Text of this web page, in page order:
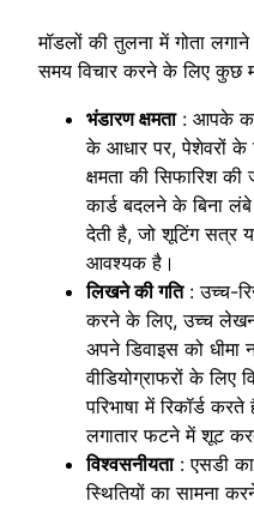
मॉडलों की तुलना में गोता
समय विचार करने के लिए कुछ
भंडारण क्षमता: आपके
के आधार पर, पेशेवरों के
क्षमता की सिफारिश
कार्ड बदलने के बिना
देती है, जो शूटिंग सत्र
आवश्यक है।
लिखने की गति: उच्च-
करने के लिए, उच्च लेखन
अपने डिवाइस को
वीडियोग्राफरों के लिए
परिभाषा में रिकॉर्ड
लगातार फटने में शूट
विश्वसनीयता: एसडी
स्थितियों का सामना